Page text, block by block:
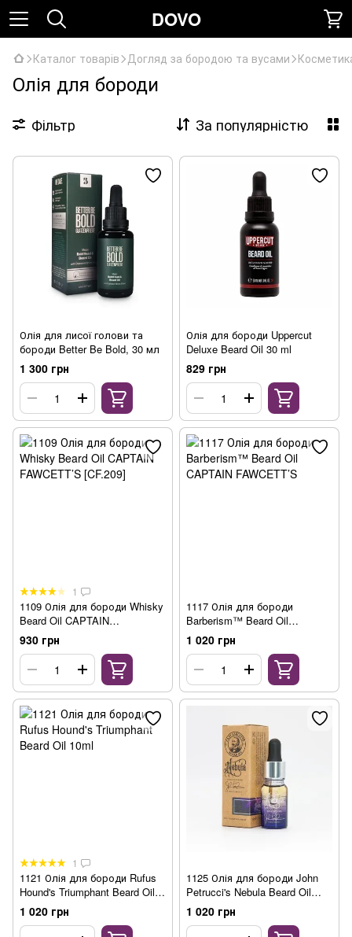
DOVO
Каталог товарів Догляд за бородою та вусами
Олія для бороди
Фільтр За популярністю
Олія для лисої голови та
бороди Better Be Bold, 30 мл
1 300 грн
Олія для бороди Uppercut
Deluxe Beard Oil 30 ml
829 грн
1
1109 Олія для бороди Whisky
Beard Oil CAPTAIN
FAWCETT’S [CF.209]
930 грн
1117 Олія для бороди
Barberism™ Beard Oil
CAPTAIN FAWCETT’S
1 020 грн
1
1121 Олія для бороди Rufus
Hound's Triumphant Beard Oil
10ml
1 020 грн
1125 Олія для бороди John
Petrucci's Nebula Beard Oil
10ml
1 020 грн